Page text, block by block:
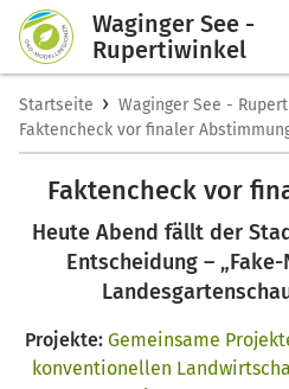
Waginger See -
Rupertiwinkel
Startseite › Waginger See -
Faktencheck vor finaler
Faktencheck vor
Heute Abend fällt der
Entscheidung –
Projekte: Gemeinsame
konventionellen